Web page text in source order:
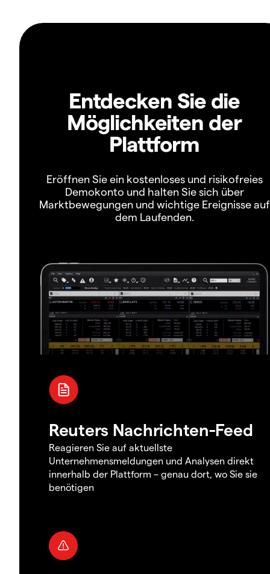
Entdecken Sie die
Möglichkeiten der
Plattform
Eröffnen Sie ein kostenloses und risikofreies
Demokonto und halten Sie sich über
Marktbewegungen und wichtige Ereignisse auf
dem Laufenden.
Reuters Nachrichten-Feed
Reagieren Sie auf aktuellste
Unternehmensmeldungen und Analysen direkt
innerhalb der Plattform – genau dort, wo Sie sie
benötigen